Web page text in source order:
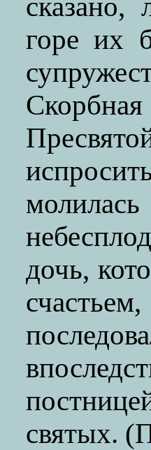
сказано,
горе их
дочь,
святых.